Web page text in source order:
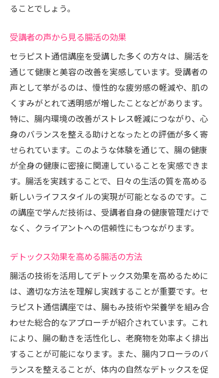
ることでしょう。
受講者の声から見る腸活の効果
セラピスト通信講座を受講した多くの方々は、腸活を
通じて健康と美容の改善を実感しています。受講者の
声として挙がるのは、慢性的な疲労感の軽減や、肌の
くすみがとれて透明感が増したことなどがあります。
特に、腸内環境の改善がストレス軽減につながり、心
身のバランスを整える助けとなったとの評価が多く寄
せられています。このような体験を通じて、腸の健康
が全身の健康に密接に関連していることを実感できま
す。腸活を実践することで、日々の生活の質を高める
新しいライフスタイルの実現が可能となるのです。こ
の講座で学んだ技術は、受講者自身の健康管理だけで
なく、クライアントへの信頼性にもつながります。
デトックス効果を高める腸活の方法
腸活の技術を活用してデトックス効果を高めるために
は、適切な方法を理解し実践することが重要です。セ
ラピスト通信講座では、腸もみ技術や栄養学を組み合
わせた総合的なアプローチが紹介されています。これ
により、腸の動きを活性化し、老廃物を効率よく排出
することが可能になります。また、腸内フローラのバ
ランスを整えることが、体内の自然なデトックスを促